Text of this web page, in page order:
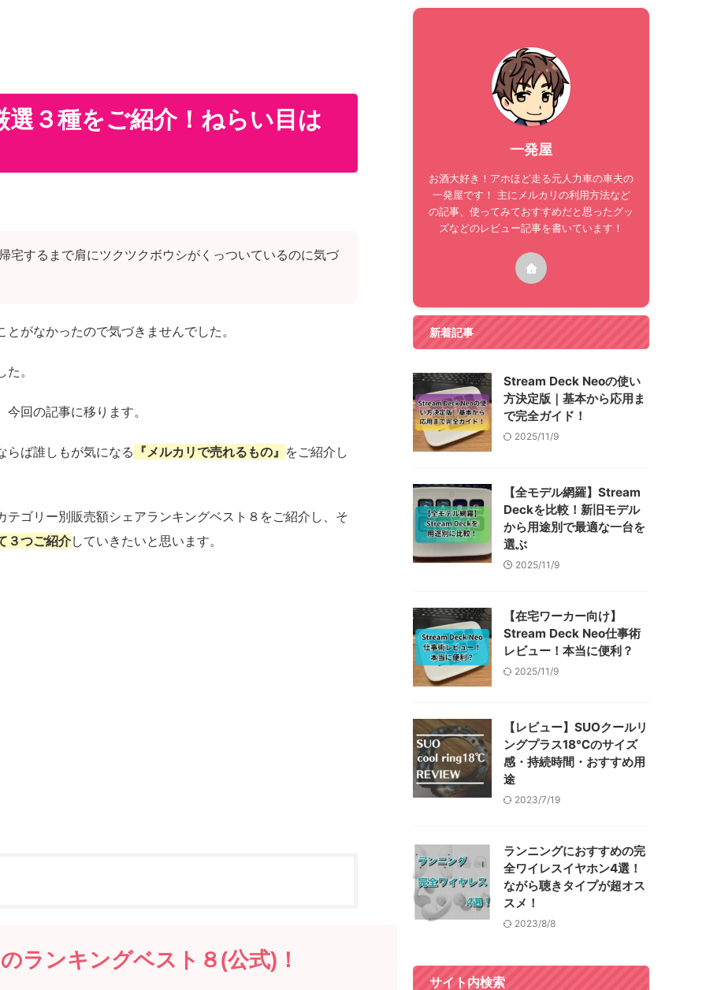
３種をご紹介！ねらい目は
宅するまで肩にツクツクボウシがくっついているのに気づ
がなかったので気づきませんでした。
。
回の記事に移ります。
らば誰しもが気になる 『メルカリで売れるもの』 をご紹介し
ゴリー別販売額シェアランキングベスト８をご紹介し、そ
３つご紹介していきたいと思います。
ランキングベスト８(公式)！
一発屋
お酒大好き！アホほど走る元人力車の車夫の
一発屋です！ 主にメルカリの利用方法など
の記事、使ってみておすすめだと思ったグッ
ズなどのレビュー記事を書いています！
新着記事
Stream Deck Neoの使い
方決定版｜基本から応用ま
で完全ガイド！
2025/11/9
【全モデル網羅】Stream
Deckを比較！新旧モデル
から用途別で最適な一台を
選ぶ
2025/11/9
【在宅ワーカー向け】
Stream Deck Neo仕事術
レビュー！本当に便利？
2025/11/9
【レビュー】SUOクールリ
ングプラス18℃のサイズ
感・持続時間・おすすめ用
途
2023/7/19
ランニングにおすすめの完
全ワイレスイヤホン4選！
ながら聴きタイプが超オス
スメ！
2023/8/8
サイト内検索